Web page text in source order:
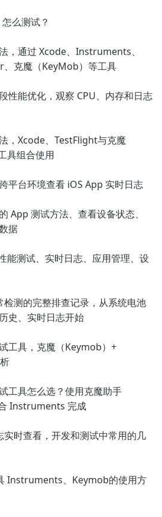
么测试？
，通过 Xcode、Instruments、
克魔（KeyMob）等工具
性能优化，观察 CPU、内存和日志
，Xcode、TestFlight与克魔
具组合使用
平台环境查看 iOS App 实时日志
App 测试方法、查看设备状态、
据
能测试、实时日志、应用管理、设
测的完整排查记录，从系统电池
史、实时日志开始
工具，克魔（Keymob）+
工具怎么选？使用克魔助手
Instruments 完成
时查看，开发和测试中常用的几
Instruments、Keymob的使用方